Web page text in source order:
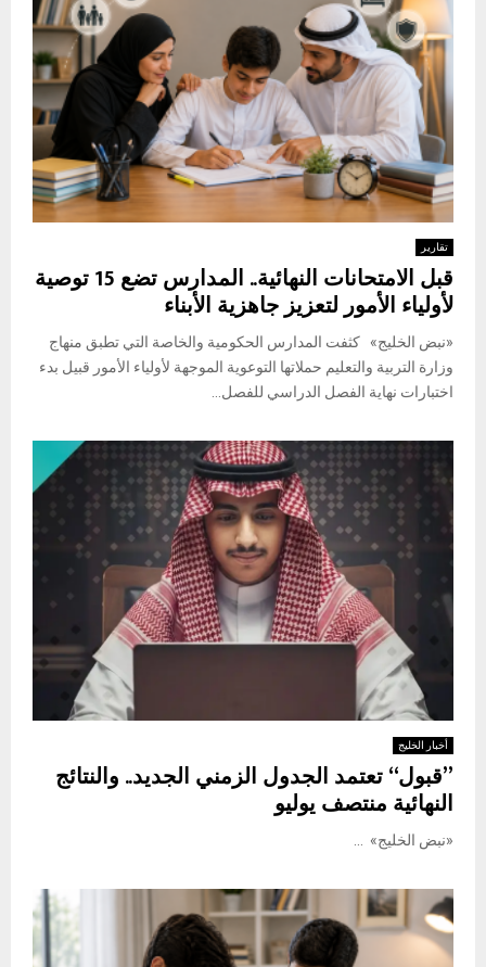
تقارير
قبل الامتحانات النهائية.. المدارس تضع 15 توصية
لأولياء الأمور لتعزيز جاهزية الأبناء
«نبض الخليج» كثفت المدارس الحكومية والخاصة التي تطبق منهاج
وزارة التربية والتعليم حملاتها التوعوية الموجهة لأولياء الأمور قبيل بدء
اختبارات نهاية الفصل الدراسي للفصل...
أخبار الخليج
”قبول“ تعتمد الجدول الزمني الجديد.. والنتائج
النهائية منتصف يوليو
«نبض الخليج» ...